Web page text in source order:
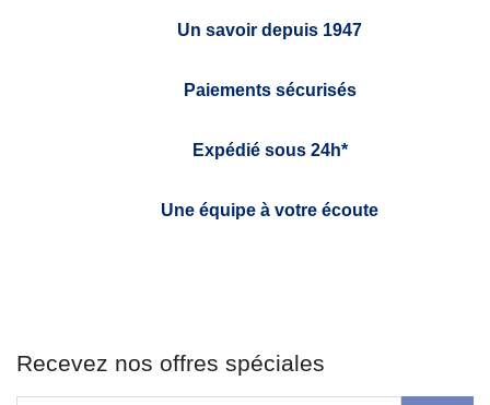
Un savoir depuis 1947
Paiements sécurisés
Expédié sous 24h*
Une équipe à votre écoute
Recevez nos offres spéciales